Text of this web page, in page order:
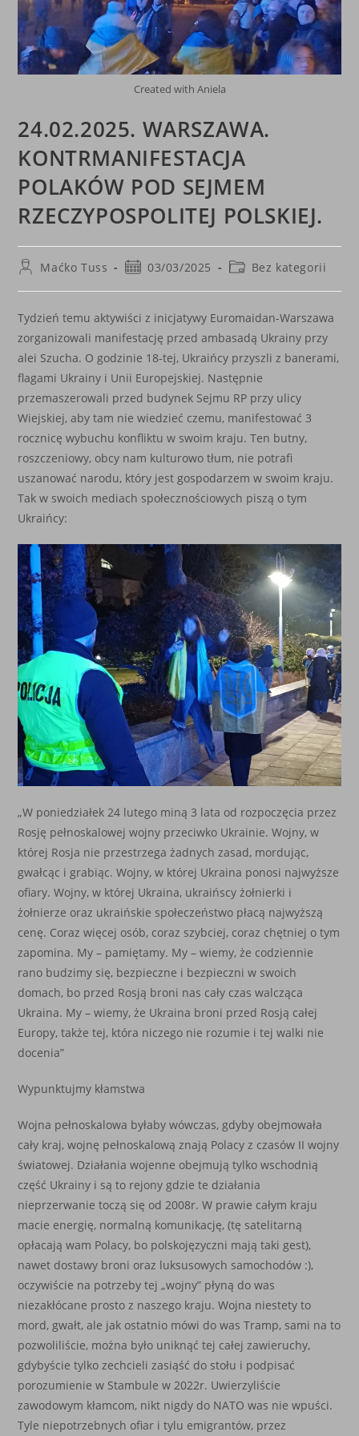
Created with Aniela
24.02.2025. WARSZAWA.
KONTRMANIFESTACJA
POLAKÓW POD SEJMEM
RZECZYPOSPOLITEJ POLSKIEJ.
PostMaćko Tuss
Post03/03/2025
PostBez kategorii
Tydzień temu aktywiści z inicjatywy Euromaidan-Warszawa
zorganizowali manifestację przed ambasadą Ukrainy przy
alei Szucha. O godzinie 18-tej, Ukraińcy przyszli z banerami,
flagami Ukrainy i Unii Europejskiej. Następnie
przemaszerowali przed budynek Sejmu RP przy ulicy
Wiejskiej, aby tam nie wiedzieć czemu, manifestować 3
rocznicę wybuchu konfliktu w swoim kraju. Ten butny,
roszczeniowy, obcy nam kulturowo tłum, nie potrafi
uszanować narodu, który jest gospodarzem w swoim kraju.
Tak w swoich mediach społecznościowych piszą o tym
Ukraińcy:
„W poniedziałek 24 lutego miną 3 lata od rozpoczęcia przez
Rosję pełnoskalowej wojny przeciwko Ukrainie. Wojny, w
której Rosja nie przestrzega żadnych zasad, mordując,
gwałcąc i grabiąc. Wojny, w której Ukraina ponosi najwyższe
ofiary. Wojny, w której Ukraina, ukraińscy żołnierki i
żołnierze oraz ukraińskie społeczeństwo płacą najwyższą
cenę. Coraz więcej osób, coraz szybciej, coraz chętniej o tym
zapomina. My – pamiętamy. My – wiemy, że codziennie
rano budzimy się, bezpieczne i bezpieczni w swoich
domach, bo przed Rosją broni nas cały czas walcząca
Ukraina. My – wiemy, że Ukraina broni przed Rosją całej
Europy, także tej, która niczego nie rozumie i tej walki nie
docenia”
Wypunktujmy kłamstwa
Wojna pełnoskalowa byłaby wówczas, gdyby obejmowała
cały kraj, wojnę pełnoskalową znają Polacy z czasów II wojny
światowej. Działania wojenne obejmują tylko wschodnią
część Ukrainy i są to rejony gdzie te działania
nieprzerwanie toczą się od 2008r. W prawie całym kraju
macie energię, normalną komunikację, (tę satelitarną
opłacają wam Polacy, bo polskojęzyczni mają taki gest),
nawet dostawy broni oraz luksusowych samochodów :),
oczywiście na potrzeby tej „wojny” płyną do was
niezakłócane prosto z naszego kraju. Wojna niestety to
mord, gwałt, ale jak ostatnio mówi do was Tramp, sami na to
pozwoliliście, można było uniknąć tej całej zawieruchy,
gdybyście tylko zechcieli zasiąść do stołu i podpisać
porozumienie w Stambule w 2022r. Uwierzyliście
zawodowym kłamcom, nikt nigdy do NATO was nie wpuści.
Tyle niepotrzebnych ofiar i tylu emigrantów, przez